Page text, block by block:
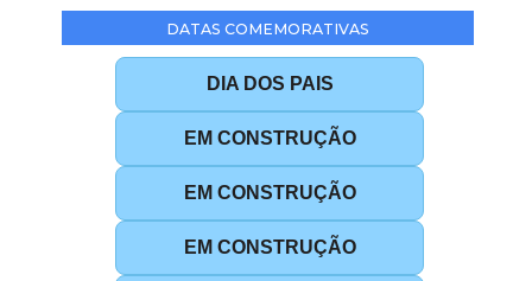
DATAS COMEMORATIVAS
DIA DOS PAIS
EM CONSTRUÇÃO
EM CONSTRUÇÃO
EM CONSTRUÇÃO